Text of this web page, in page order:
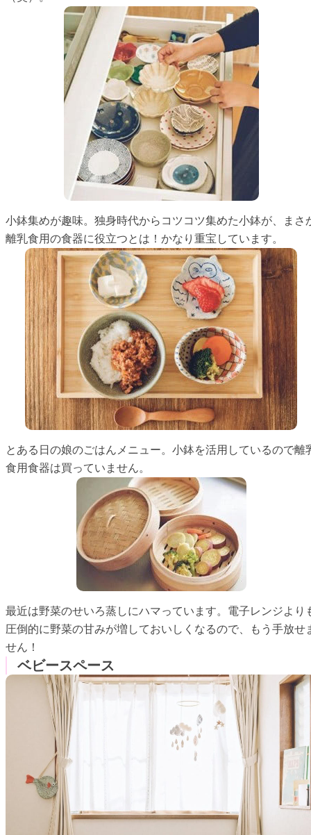
小鉢集めが趣味。独身時代からコツコツ集めた小鉢が、まさ
離乳食用の食器に役立つとは！かなり重宝しています。
とある日の娘のごはんメニュー。小鉢を活用しているので離
食用食器は買っていません。
最近は野菜のせいろ蒸しにハマっています。電子レンジより
圧倒的に野菜の甘みが増しておいしくなるので、もう手放せ
せん！
ベビースペース